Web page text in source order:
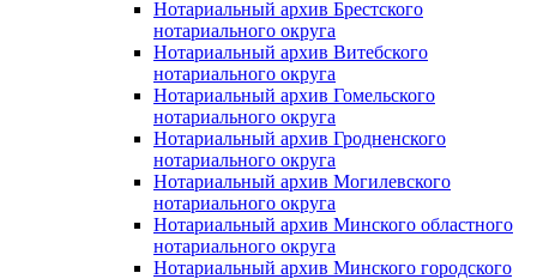
Нотариальный архив Брестского
нотариального округа
Нотариальный архив Витебского
нотариального округа
Нотариальный архив Гомельского
нотариального округа
Нотариальный архив Гродненского
нотариального округа
Нотариальный архив Могилевского
нотариального округа
Нотариальный архив Минского областного
нотариального округа
Нотариальный архив Минского городского